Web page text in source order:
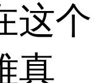
这个
真